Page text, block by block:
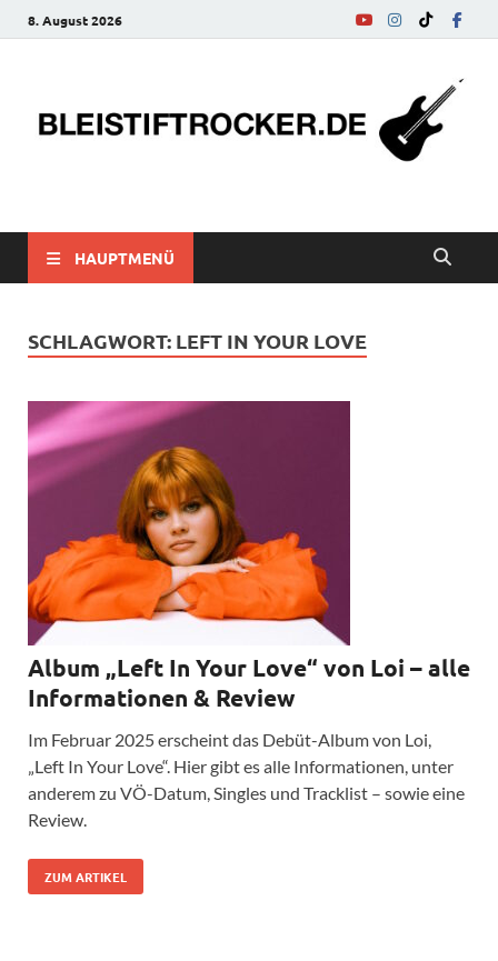
8. August 2026
bleistiftrocker.de
HAUPTMENÜ
SCHLAGWORT: LEFT IN YOUR LOVE
Album „Left In Your Love“ von Loi – alle
Informationen & Review
Im Februar 2025 erscheint das Debüt-Album von Loi,
„Left In Your Love“. Hier gibt es alle Informationen, unter
anderem zu VÖ-Datum, Singles und Tracklist – sowie eine
Review.
ZUM ARTIKEL